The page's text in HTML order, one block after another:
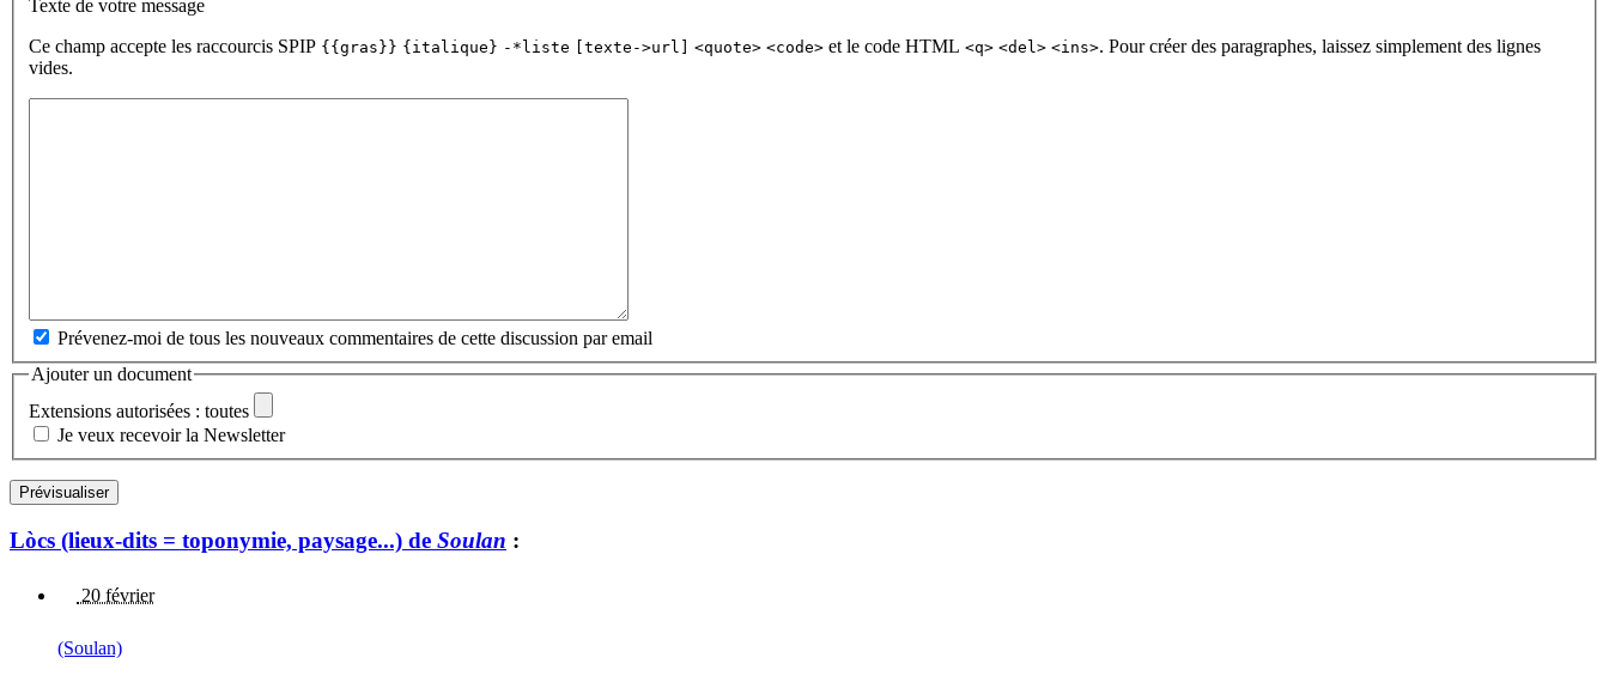
Texte de votre message
Ce champ accepte les raccourcis SPIP {{gras}} {italique} -*liste [texte->url] <quote> <code> et le code HTML <q> <del> <ins>. Pour créer des paragraphes, laissez simplement des lignes
vides.
Prévenez-moi de tous les nouveaux commentaires de cette discussion par email
Ajouter un document
Extensions autorisées : toutes
Je veux recevoir la Newsletter
Lòcs (lieux-dits = toponymie, paysage...) de Soulan :
20 février
(Soulan)